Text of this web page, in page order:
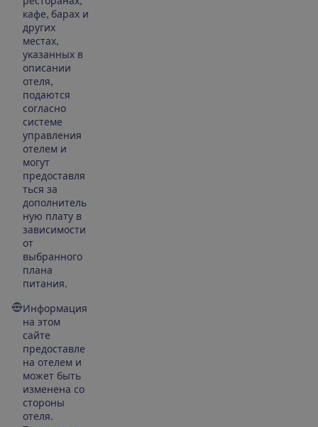
кафе, барах и
других
местах,
указанных в
описании
отеля,
подаются
согласно
системе
управления
отелем и
могут
предоставля
ться за
дополнитель
ную плату в
зависимости
от
выбранного
плана
питания.
Информация
на этом
сайте
предоставле
на отелем и
может быть
изменена со
стороны
отеля.